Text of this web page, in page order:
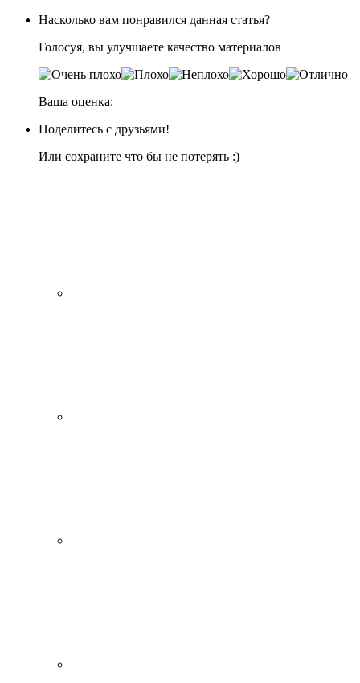
Насколько вам понравился данная статья?
Голосуя, вы улучшаете качество материалов
Ваша оценка:
Поделитесь с друзьями!
Или сохраните что бы не потерять :)